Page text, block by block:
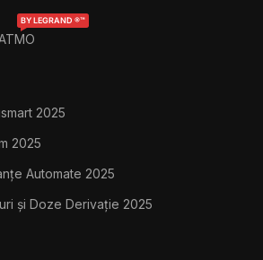
BY LEGRAND ®™
2025
2025
Automate 2025
și Doze Derivație 2025